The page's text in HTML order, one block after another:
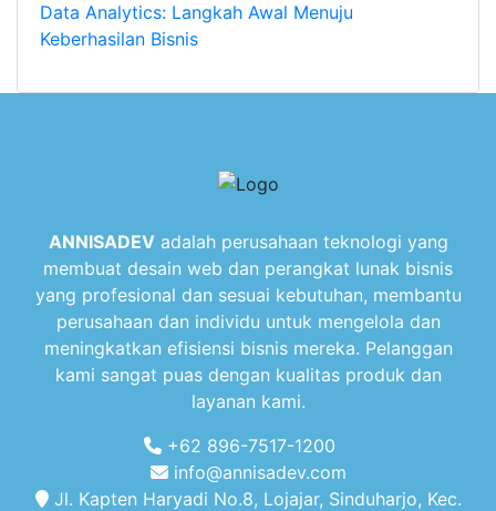
Data Analytics: Langkah Awal Menuju
Keberhasilan Bisnis
ANNISADEVadalah perusahaan teknologi yang
membuat desain web dan perangkat lunak bisnis
yang profesional dan sesuai kebutuhan, membantu
perusahaan dan individu untuk mengelola dan
meningkatkan efisiensi bisnis mereka. Pelanggan
kami sangat puas dengan kualitas produk dan
layanan kami.
+62 896-7517-1200
info@annisadev.com
Jl. Kapten Haryadi No.8, Lojajar, Sinduharjo, Kec.